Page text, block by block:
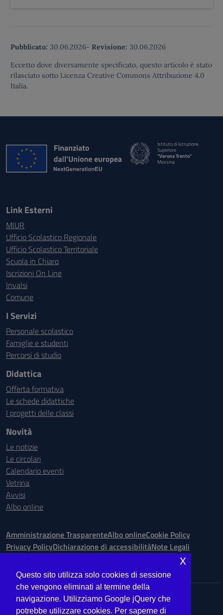
Pubblicato: 30.06.2026- Revisione: 30.06.2026
Eccetto dove diversamente specificato, questo articolo è stato
rilasciato sotto Licenza Creative Commons Attribuzione 4.0
Italia.
Istituto di Istruzione
Superiore
"Verona Trento"
Messina
Link Esterni
MIUR
Ufficio Scolastico Regionale
Ufficio Scolastico Territoriale
Scuola in Chiaro
Iscrizioni On Line
Invalsi
Comune
I Servizi
Personale scolastico
Famiglie e studenti
Percorsi di studio
Didattica
Offerta formativa
Le schede didattiche
I progetti delle classi
Novità
Le notizie
Le circolari
Calendario eventi
Vetrina
Avvisi
Albo online
Amministrazione TrasparenteAlbo onlineCookie Policy
Privacy PolicyDichiarazione di accessibilitàNote Legali
Indirizzo:Via Ugo Bassi is. 148 n. 73 - 98123 Messina
Centralino:090.9012763 Email:MEIS027008@istruzione.it
Questo sito utilizza solo cookies di sessione
che vengono eliminati al termine della
navigazione. Utilizziamo Google jQuery che
potrebbe utilizzare cookies. Per saperne di
x